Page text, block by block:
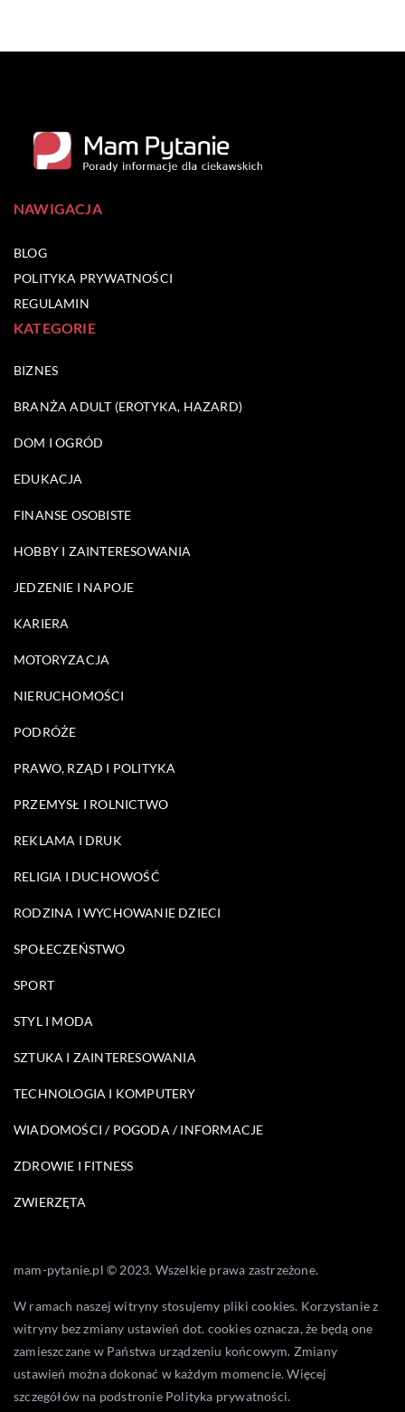
NAWIGACJA
BLOG
POLITYKA PRYWATNOŚCI
REGULAMIN
KATEGORIE
BIZNES
BRANŻA ADULT (EROTYKA, HAZARD)
DOM I OGRÓD
EDUKACJA
FINANSE OSOBISTE
HOBBY I ZAINTERESOWANIA
JEDZENIE I NAPOJE
KARIERA
MOTORYZACJA
NIERUCHOMOŚCI
PODRÓŻE
PRAWO, RZĄD I POLITYKA
PRZEMYSŁ I ROLNICTWO
REKLAMA I DRUK
RELIGIA I DUCHOWOŚĆ
RODZINA I WYCHOWANIE DZIECI
SPOŁECZEŃSTWO
SPORT
STYL I MODA
SZTUKA I ZAINTERESOWANIA
TECHNOLOGIA I KOMPUTERY
WIADOMOŚCI / POGODA / INFORMACJE
ZDROWIE I FITNESS
ZWIERZĘTA
mam-pytanie.pl © 2023. Wszelkie prawa zastrzeżone.
W ramach naszej witryny stosujemy pliki cookies. Korzystanie z
witryny bez zmiany ustawień dot. cookies oznacza, że będą one
zamieszczane w Państwa urządzeniu końcowym. Zmiany
ustawień można dokonać w każdym momencie. Więcej
szczegółów na podstronie Polityka prywatności.